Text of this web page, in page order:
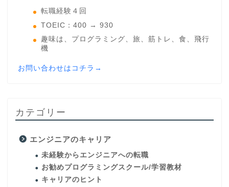
転職経験４回
TOEIC：400 → 930
趣味は、プログラミング、旅、筋トレ、食、飛行
機
お問い合わせはコチラ→
カテゴリー
エンジニアのキャリア
未経験からエンジニアへの転職
お勧めプログラミングスクール/学習教材
キャリアのヒント